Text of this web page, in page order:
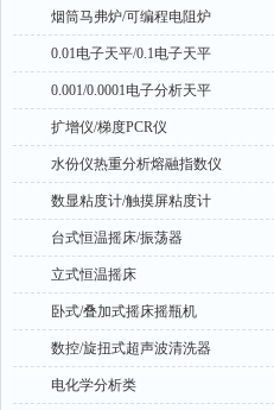
烟筒马弗炉/可编程电阻炉
0.01电子天平/0.1电子天平
0.001/0.0001电子分析天平
扩增仪/梯度PCR仪
水份仪热重分析熔融指数仪
数显粘度计/触摸屏粘度计
台式恒温摇床/振荡器
立式恒温摇床
卧式/叠加式摇床摇瓶机
数控/旋扭式超声波清洗器
电化学分析类